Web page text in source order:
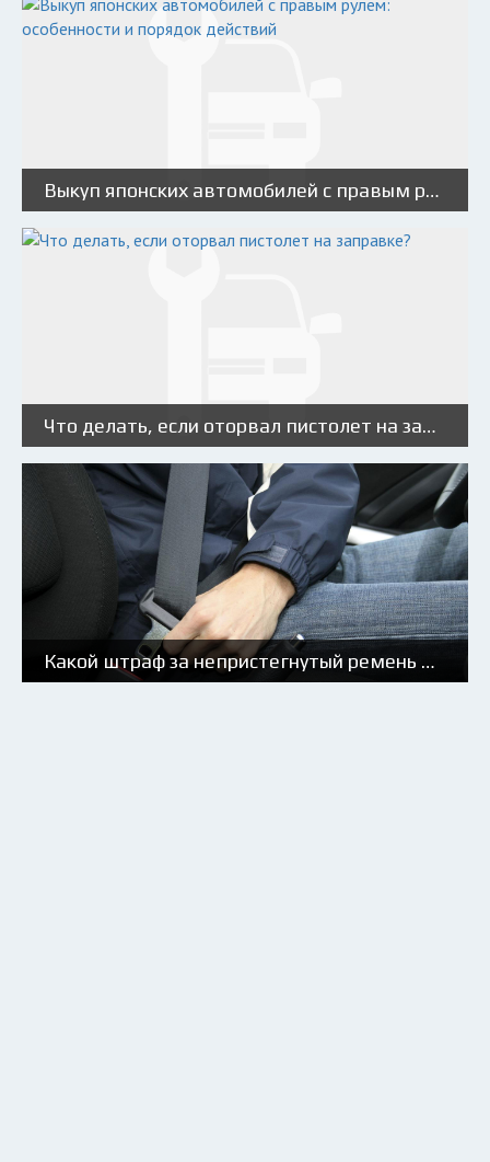
Выкуп японских автомобилей с правым рулем: особенности и порядок действий
Что делать, если оторвал пистолет на заправке?
Какой штраф за непристегнутый ремень в [year] году?